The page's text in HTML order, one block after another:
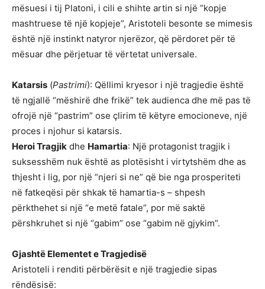
mësuesi i tij Platoni, i cili e shihte artin si një “kopje
mashtruese të një kopjeje”, Aristoteli besonte se mimesis
është një instinkt natyror njerëzor, që përdoret për të
mësuar dhe përjetuar të vërtetat universale.
Katarsis (Pastrimi): Qëllimi kryesor i një tragjedie është
të ngjallë “mëshirë dhe frikë” tek audienca dhe më pas të
ofrojë një “pastrim” ose çlirim të këtyre emocioneve, një
proces i njohur si katarsis.
Heroi Tragjik dhe Hamartia: Një protagonist tragjik i
suksesshëm nuk është as plotësisht i virtytshëm dhe as
thjesht i lig, por një “njeri si ne” që bie nga prosperiteti
në fatkeqësi për shkak të hamartia-s – shpesh
përkthehet si një “e metë fatale”, por më saktë
përshkruhet si një “gabim” ose “gabim në gjykim”.
Gjashtë Elementet e Tragjedisë
Aristoteli i renditi përbërësit e një tragjedie sipas
rëndësisë: